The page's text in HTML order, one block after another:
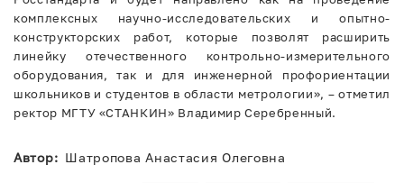
комплексных научно-исследовательских и опытно-
конструкторских работ, которые позволят расширить
линейку отечественного контрольно-измерительного
оборудования, так и для инженерной профориентации
школьников и студентов в области метрологии», – отметил
ректор МГТУ «СТАНКИН» Владимир Серебренный.
Автор: Шатропова Анастасия Олеговна